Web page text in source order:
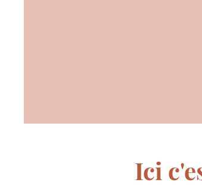
Ici